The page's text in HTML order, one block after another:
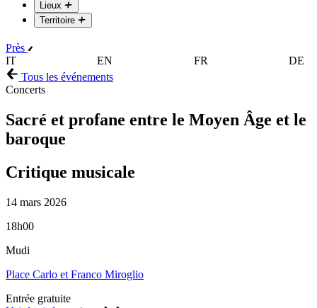
Lieux
Territoire
Près
IT
EN FR
DE
Tous les événements
Concerts
Sacré et profane entre le Moyen Âge et le
baroque
Critique musicale
14 mars 2026
18h00
Mudi
Place Carlo et Franco Miroglio
Entrée gratuite